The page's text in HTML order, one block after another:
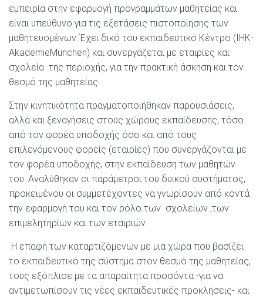
εμπειρία στην εφαρμογή προγραμμάτων μαθητείας και
είναι υπεύθυνο για τις εξετάσεις πιστοποίησης των
μαθητευομένων. Έχει δικό του εκπαιδευτικό Κέντρο (IHK-
AkademieMünchen) και συνεργάζεται με εταιρίες και
σχολεία της περιοχής, για την πρακτική άσκηση και τον
θεσμό της μαθητείας.
Στην κινητικότητα πραγματοποιήθηκαν παρουσιάσεις,
αλλά και ξεναγήσεις στους χώρους εκπαίδευσης, τόσο
από τον φορέα υποδοχής όσο και από τους
επιλεγόμενους φορείς (εταιρίες) που συνεργάζονται με
τον φορέα υποδοχής, στην εκπαίδευση των μαθητών
του. Αναλύθηκαν οι παράμετροι του δυικού συστήματος,
προκειμένου οι συμμετέχοντες να γνωρίσουν από κοντά
την εφαρμογή του και τον ρόλο των σχολείων ,των
επιμελητηρίων και των εταιριών
Η επαφή των καταρτιζόμενων με μια χώρα που βασίζει
το εκπαιδευτικό της σύστημα στον θεσμό της μαθητείας,
τους εξόπλισε με τα απαραίτητα προσόντα -για να
αντιμετωπίσουν τις νέες εκπαιδευτικές προκλήσεις- και